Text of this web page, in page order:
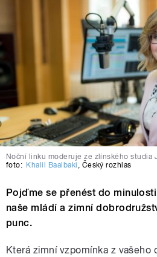
Noční linku moderuje ze zlínského studia
foto: Khalil Baalbaki , Český rozhlas
Pojďme se přenést do
naše mládí a zimní
punc.
Která zimní vzpomínka z vašeho